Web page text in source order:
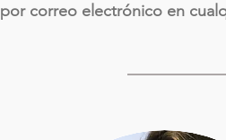
por correo electrónico en